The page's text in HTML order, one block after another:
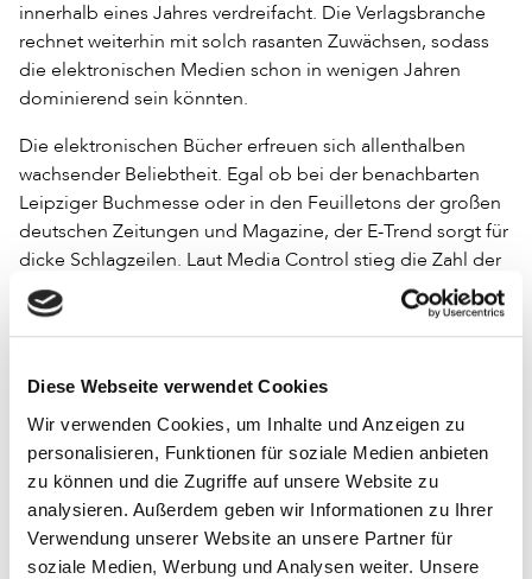
Diese Webseite verwendet Cookies
Wir verwenden Cookies, um Inhalte und Anzeigen zu
personalisieren, Funktionen für soziale Medien anbieten
zu können und die Zugriffe auf unsere Website zu
analysieren. Außerdem geben wir Informationen zu Ihrer
Verwendung unserer Website an unsere Partner für
soziale Medien, Werbung und Analysen weiter. Unsere
innerhalb eines Jahres verdreifacht. Die Verlagsbranche
rechnet weiterhin mit solch rasanten Zuwächsen, sodass
die elektronischen Medien schon in wenigen Jahren
dominierend sein könnten.
Die elektronischen Bücher erfreuen sich allenthalben
wachsender Beliebtheit. Egal ob bei der benachbarten
Leipziger Buchmesse oder in den Feuilletons der großen
deutschen Zeitungen und Magazine, der E-Trend sorgt für
dicke Schlagzeilen. Laut Media Control stieg die Zahl der
heruntergeladenen E-Books in Deutschland von 3,8
Millionen im Jahr 2010 auf 12,3 Millionen in 2012.
in welcher Form? Professor Sebastian Mundt von der
Hochschule der Medien in Stuttgart stellte in Leipzig eine
Nutzerstudie von elektronischen Fachbüchern in Baden-
Württemberg vor. Insgesamt hat er dazu mehr als 3 100
Personen im Hochschulbereich befragt. Auffällig waren
zunächst die signifikanten Unterschiede zwischen
befragten Lehrenden und Studierenden. Bei den